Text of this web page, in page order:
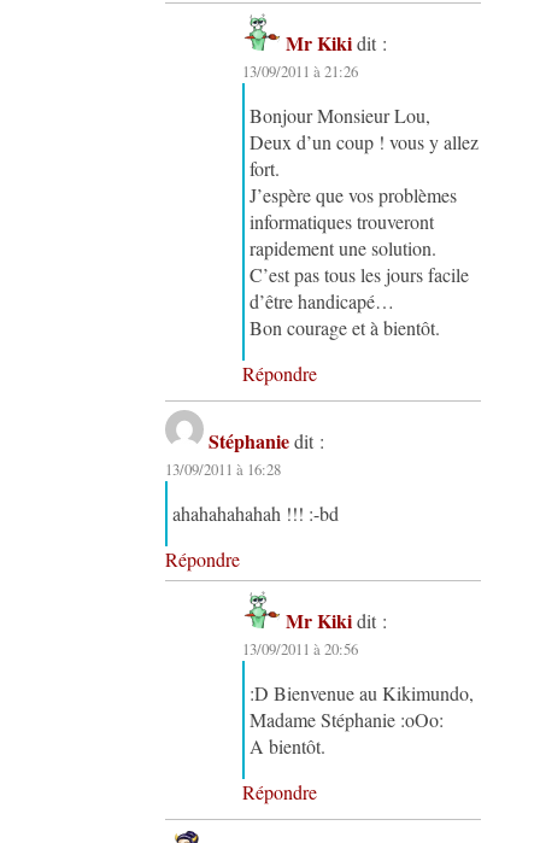
Mr Kiki dit :
13/09/2011 à 21:26
Bonjour Monsieur Lou,
Deux d’un coup ! vous y allez
fort.
J’espère que vos problèmes
informatiques trouveront
rapidement une solution.
C’est pas tous les jours facile
d’être handicapé…
Bon courage et à bientôt.
Répondre
Stéphanie dit :
13/09/2011 à 16:28
ahahahahahah !!! :-bd
Répondre
Mr Kiki dit :
13/09/2011 à 20:56
:D Bienvenue au Kikimundo,
Madame Stéphanie :oOo:
A bientôt.
Répondre